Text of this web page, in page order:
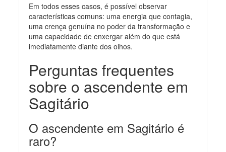
Em todos esses casos, é possível observar
características comuns: uma energia que contagia,
uma crença genuína no poder da transformação e
uma capacidade de enxergar além do que está
imediatamente diante dos olhos.
Perguntas frequentes
sobre o ascendente em
Sagitário
O ascendente em Sagitário é
raro?